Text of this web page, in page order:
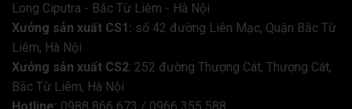
Long Ciputra - Bắc Từ Liêm - Hà Nội
Xưởng sản xuất CS1: số 42 đường Liên Mạc, Quận Bắc Từ
Liêm, Hà Nội
Xưởng sản xuất CS2: 252 đường Thượng Cát, Thượng Cát,
Bắc Từ Liêm, Hà Nội